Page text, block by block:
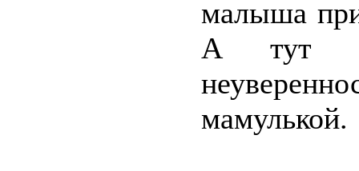
малыша
А тут
мамулькой.